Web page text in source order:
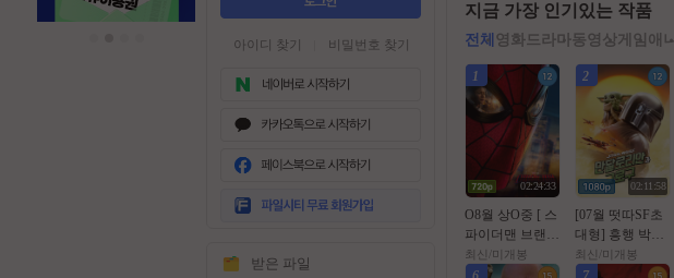
데이
유부녀킬러 #전지현
군체 #넷플릭스
아이디 찾기 비밀번호 찾기
가
받은 파일
지금 가장 인기있는 작품
전체 영화드라마동영상게임 애니
1
02:24:33
O8월 상O중 [ 스
파이더맨 브랜뉴
데이 ] 톰홀랜드
- CAM 버전. 공
최신/미개봉
2
02:11:58
[07월 떳따SF초
대형] 흥행 박스1
위 [초대형SF대
작영화] [스워즈]
최신/미개봉